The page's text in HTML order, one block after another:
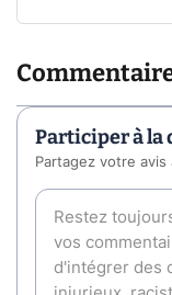
Participer à la
Partagez votre avis